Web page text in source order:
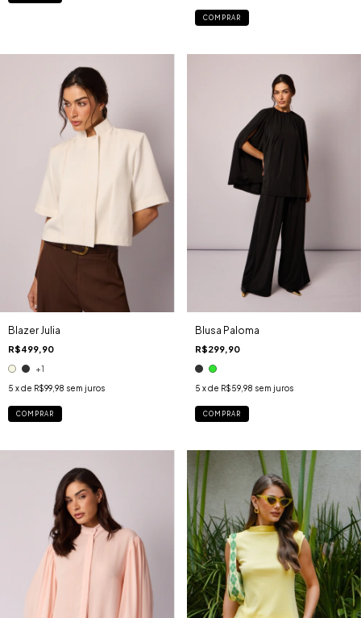
COMPRAR
Blazer Julia
R$499,90
+1
5 x de R$99,98 sem juros
COMPRAR
Blusa Paloma
R$299,90
5 x de R$59,98 sem juros
COMPRAR